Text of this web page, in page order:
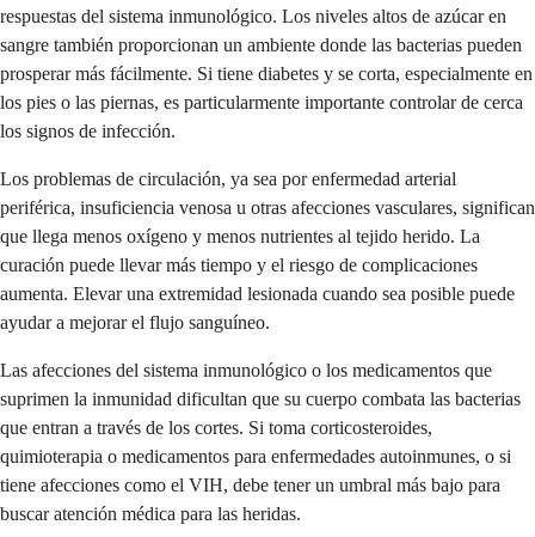
respuestas del sistema inmunológico. Los niveles altos de azúcar en
sangre también proporcionan un ambiente donde las bacterias pueden
prosperar más fácilmente. Si tiene diabetes y se corta, especialmente en
los pies o las piernas, es particularmente importante controlar de cerca
los signos de infección.
Los problemas de circulación, ya sea por enfermedad arterial
periférica, insuficiencia venosa u otras afecciones vasculares, significan
que llega menos oxígeno y menos nutrientes al tejido herido. La
curación puede llevar más tiempo y el riesgo de complicaciones
aumenta. Elevar una extremidad lesionada cuando sea posible puede
ayudar a mejorar el flujo sanguíneo.
Las afecciones del sistema inmunológico o los medicamentos que
suprimen la inmunidad dificultan que su cuerpo combata las bacterias
que entran a través de los cortes. Si toma corticosteroides,
quimioterapia o medicamentos para enfermedades autoinmunes, o si
tiene afecciones como el VIH, debe tener un umbral más bajo para
buscar atención médica para las heridas.